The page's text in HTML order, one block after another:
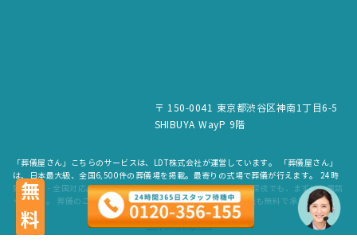
〒 150-0041 東京都渋谷区神南1丁目6-5
SHIBUYA WayP 9階
「葬儀屋さん」こちらのサービスは、LDT株式会社が運営しています。 「葬儀屋さん」
は、日本最大級、全国6,500件の葬儀場を掲載。最寄りの式場で葬儀が行えます。 24時
間365日・全国対応。スタッフが待機していますので、早朝でも深夜でも、まずはお電話
ください。 葬儀のご依頼だけでなく、お見積もりや費用のご相談も無料で承ります。
copyright © LDT.Co.Ltd. All Rights Reserved.
無料